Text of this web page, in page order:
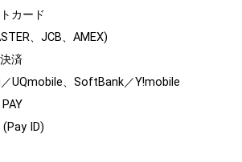
カード
、JCB、AMEX)
済
UQmobile、SoftBank／Y!mobile
(Pay ID)